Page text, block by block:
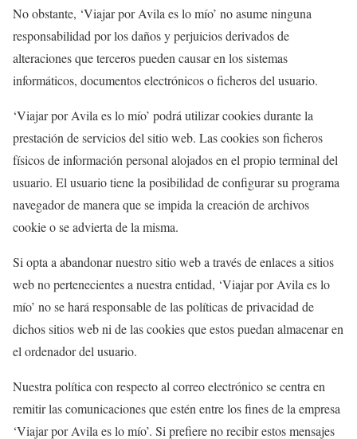
No obstante, ‘Viajar por Avila es lo mío’ no asume ninguna
responsabilidad por los daños y perjuicios derivados de
alteraciones que terceros pueden causar en los sistemas
informáticos, documentos electrónicos o ficheros del usuario.
‘Viajar por Avila es lo mío’ podrá utilizar cookies durante la
prestación de servicios del sitio web. Las cookies son ficheros
físicos de información personal alojados en el propio terminal del
usuario. El usuario tiene la posibilidad de configurar su programa
navegador de manera que se impida la creación de archivos
cookie o se advierta de la misma.
Si opta a abandonar nuestro sitio web a través de enlaces a sitios
web no pertenecientes a nuestra entidad, ‘Viajar por Avila es lo
mío’ no se hará responsable de las políticas de privacidad de
dichos sitios web ni de las cookies que estos puedan almacenar en
el ordenador del usuario.
Nuestra política con respecto al correo electrónico se centra en
remitir las comunicaciones que estén entre los fines de la empresa
‘Viajar por Avila es lo mío’. Si prefiere no recibir estos mensajes